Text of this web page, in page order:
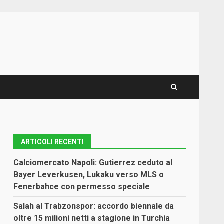
ARTICOLI RECENTI
Calciomercato Napoli: Gutierrez ceduto al
Bayer Leverkusen, Lukaku verso MLS o
Fenerbahce con permesso speciale
Salah al Trabzonspor: accordo biennale da
oltre 15 milioni netti a stagione in Turchia